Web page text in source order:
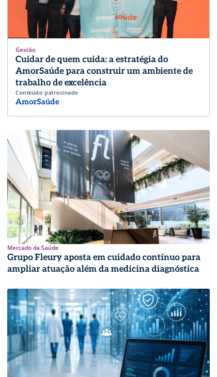
Gestão
Cuidar de quem cuida: a estratégia do
AmorSaúde para construir um ambiente de
trabalho de excelência
Conteúdo patrocinado
AmorSaúde
Mercado da Saúde
Grupo Fleury aposta em cuidado contínuo para
ampliar atuação além da medicina diagnóstica